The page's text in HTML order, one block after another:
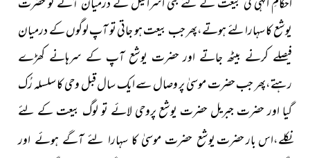
یوشع کا سہارا لئے ہوتے،پھر جب بیعت ہو جاتیتو آپ لوگوں کے درمیان
فیصلے کرنے بیٹھ جاتے اور حضرت یوشعآپ کے سرہانے کھڑے
رہتے،پھر جب حضرت موسیٰ پر وصالسے ایک سال قبل وحی کا سلسلہ رُک
گیا اور حضرت جبریل حضرتیوشع پروحی لائے تو لوگ بیعت کے لئے
نکلے،اس بار حضرت یوشع حضرت موسیٰ کا سہارا لئے آگے ہوئے اور